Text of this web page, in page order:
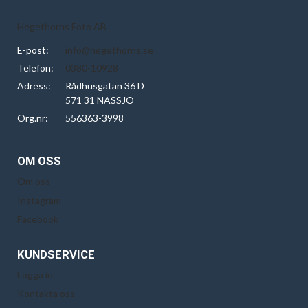
Hegethorns Foto AB
E-post:
info@hegethorns.se
Telefon:
0380-10928
Adress:
Rådhusgatan 36 D
571 31 NÄSSJÖ
Org.nr:
556363-3998
OM OSS
Om oss
Instagram
Facebook
KUNDSERVICE
Logga in
Kontakta oss